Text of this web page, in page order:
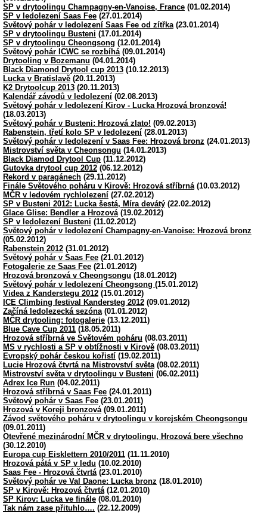
SP v drytoolingu Champagny-en-Vanoise, France (01.02.2014)
SP v ledolezení Saas Fee (27.01.2014)
Světový pohár v ledolezení Saas Fee od zítřka (23.01.2014)
SP v drytoolingu Busteni (17.01.2014)
SP v drytoolingu Cheongsong (12.01.2014)
Světový pohár ICWC se rozbíhá (09.01.2014)
Drytooling v Bozemanu (04.01.2014)
Black Diamond Drytool cup 2013 (10.12.2013)
Lucka v Bratislavě (20.11.2013)
K2 Drytoolcup 2013 (20.11.2013)
Kalendář závodů v ledolezení (02.08.2013)
Světový pohár v ledolezení Kirov - Lucka Hrozová bronzová!
(18.03.2013)
Světový pohár v Busteni: Hrozová zlato! (09.02.2013)
Rabenstein, třetí kolo SP v ledolezení (28.01.2013)
Světový pohár v ledolezení v Saas Fee: Hrozová bronz (24.01.2013)
Mistrovství světa v Cheonsongu (14.01.2013)
Black Diamod Drytool Cup (11.12.2012)
Gutovka drytool cup 2012 (06.12.2012)
Rekord v paragánech (29.11.2012)
Finále Světového poháru v Kirově: Hrozová stříbrná (10.03.2012)
MČR v ledovém rychlolezení (27.02.2012)
SP v Busteni 2012: Lucka šestá, Míra devátý (22.02.2012)
Glace Glise: Bendler a Hrozová (19.02.2012)
SP v ledolezení Busteni (11.02.2012)
Světový pohár v ledolezení Champagny-en-Vanoise: Hrozová bronz
(05.02.2012)
Rabenstein 2012 (31.01.2012)
Světový pohár v Saas Fee (21.01.2012)
Fotogalerie ze Saas Fee (21.01.2012)
Hrozová bronzová v Cheongsongu (18.01.2012)
Světový pohár v ledolezení Cheongsong (15.01.2012)
Videa z Kanderstegu 2012 (15.01.2012)
ICE Climbing festival Kandersteg 2012 (09.01.2012)
Začíná ledolezecká sezóna (01.01.2012)
MČR drytooling: fotogalerie (13.12.2011)
Blue Cave Cup 2011 (18.05.2011)
Hrozová stříbrná ve Světovém poháru (08.03.2011)
MS v rychlosti a SP v obtížnosti v Kirově (08.03.2011)
Evropský pohár českou kořistí (19.02.2011)
Lucie Hrozová čtvrtá na Mistrovství světa (08.02.2011)
Mistrovství světa v drytoolingu v Busteni (06.02.2011)
Adrex Ice Run (04.02.2011)
Hrozová stříbrná v Saas Fee (24.01.2011)
Světový pohár v Saas Fee (23.01.2011)
Hrozová v Koreji bronzová (09.01.2011)
Závod světového poháru v drytoolingu v korejském Cheongsongu
(09.01.2011)
Otevřené mezinárodní MČR v drytoolingu, Hrozová bere všechno
(30.12.2010)
Europa cup Eisklettern 2010/2011 (11.11.2010)
Hrozová pátá v SP v ledu (10.02.2010)
Saas Fee - Hrozová čtvrtá (23.01.2010)
Světový pohár ve Val Daone: Lucka bronz (18.01.2010)
SP v Kirově: Hrozová čtvrtá (12.01.2010)
SP Kirov: Lucka ve finále (08.01.2010)
Tak nám zase přituhlo…. (22.12.2009)